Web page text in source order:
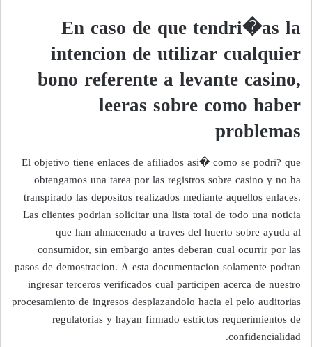
En caso de que tendri�as la
intencion de utilizar cualquier
bono referente a levante casino,
leeras sobre como haber
problemas
El objetivo tiene enlaces de afiliados asi� como se podri? que
obtengamos una tarea por las registros sobre casino y no ha
transpirado las depositos realizados mediante aquellos enlaces.
Las clientes podrian solicitar una lista total de todo una noticia
que han almacenado a traves del huerto sobre ayuda al
consumidor, sin embargo antes deberan cual ocurrir por las
pasos de demostracion. A esta documentacion solamente podran
ingresar terceros verificados cual participen acerca de nuestro
procesamiento de ingresos desplazandolo hacia el pelo auditorias
regulatorias y hayan firmado estrictos requerimientos de
confidencialidad.